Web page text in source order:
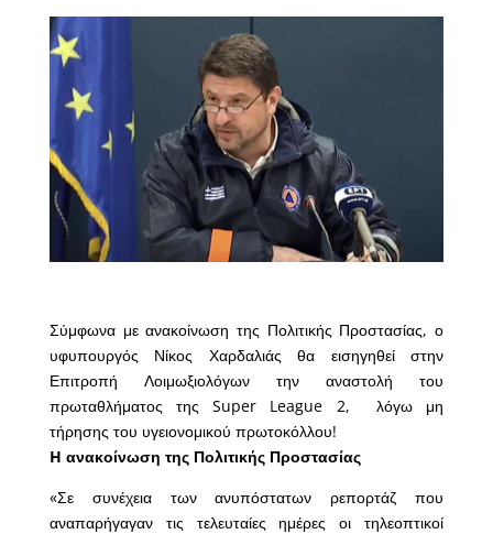
Σύμφωνα με ανακοίνωση της Πολιτικής Προστασίας, ο
υφυπουργός Νίκος Χαρδαλιάς θα εισηγηθεί στην
Επιτροπή Λοιμωξιολόγων την αναστολή του
πρωταθλήματος της Super League 2, λόγω μη
τήρησης του υγειονομικού πρωτοκόλλου!
H ανακοίνωση της Πολιτικής Προστασίας
«Σε συνέχεια των ανυπόστατων ρεπορτάζ που
αναπαρήγαγαν τις τελευταίες ημέρες οι τηλεοπτικοί